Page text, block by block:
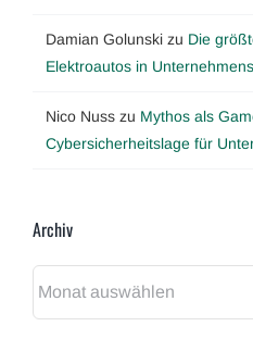
Damian Golunski zu Die
Elektroautos in
Nico Nuss zu Mythos als
Cybersicherheitslage für
Archiv